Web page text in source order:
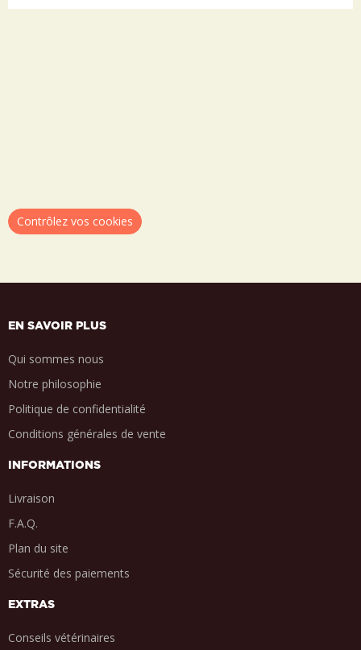
Contrôlez vos cookies
EN SAVOIR PLUS
Qui sommes nous
Notre philosophie
Politique de confidentialité
Conditions générales de vente
INFORMATIONS
Livraison
F.A.Q.
Plan du site
Sécurité des paiements
EXTRAS
Conseils vétérinaires